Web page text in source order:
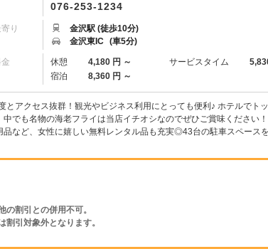
076-253-1234
り
金沢駅 (徒歩10分)
金沢東IC (車5分)
休憩 4,180 円 ～ サービスタイム
宿泊
8,360 円 ～
とアクセス抜群！観光やビジネス利用にとっても便利♪ ホテルでト
でも名物の海老フライは当店イチオシなのでぜひご賞味ください
品など、女性に嬉しい無料レンタル品も充実◎43台の駐車スペース
割引との併用不可。
引対象外となります。